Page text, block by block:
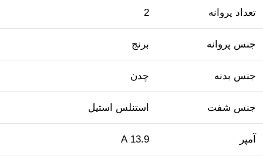
تعداد پروانه 2
جنس پروانه برنج
جنس بدنه چدن
جنس شفت استنلس استیل
آمپر 13.9 A